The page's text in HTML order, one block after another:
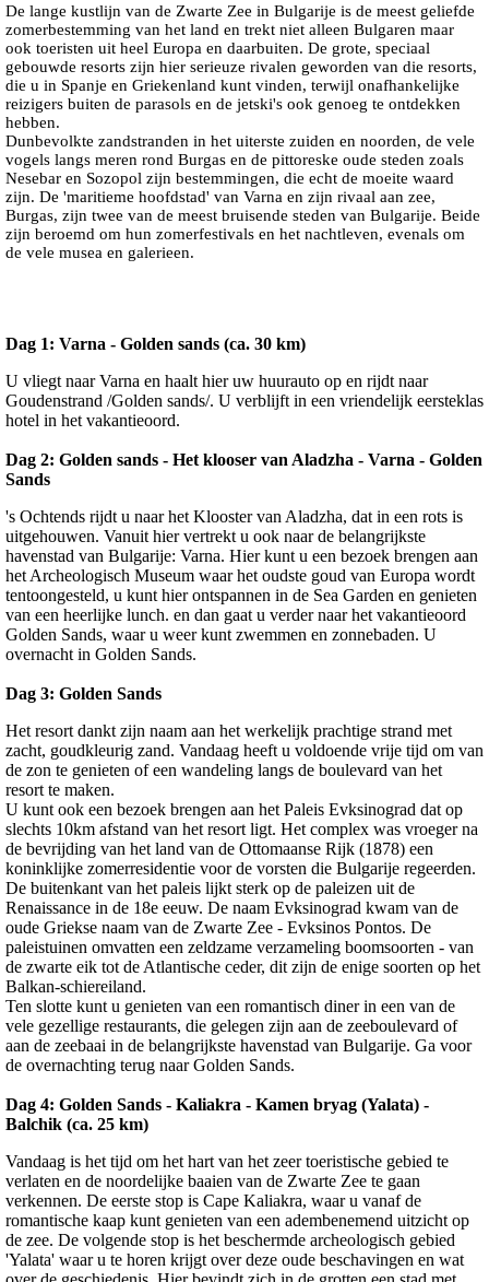
De lange kustlijn van de Zwarte Zee in Bulgarije is de meest geliefde
zomerbestemming van het land en trekt niet alleen Bulgaren maar
ook toeristen uit heel Europa en daarbuiten. De grote, speciaal
gebouwde resorts zijn hier serieuze rivalen geworden van die resorts,
die u in Spanje en Griekenland kunt vinden, terwijl onafhankelijke
reizigers buiten de parasols en de jetski's ook genoeg te ontdekken
hebben.
Dunbevolkte zandstranden in het uiterste zuiden en noorden, de vele
vogels langs meren rond Burgas en de pittoreske oude steden zoals
Nesebar en Sozopol zijn bestemmingen, die echt de moeite waard
zijn. De 'maritieme hoofdstad' van Varna en zijn rivaal aan zee,
Burgas, zijn twee van de meest bruisende steden van Bulgarije. Beide
zijn beroemd om hun zomerfestivals en het nachtleven, evenals om
de vele musea en galerieen.
Dag 1: Varna - Golden sands (ca. 30 km)
U vliegt naar Varna en haalt hier uw huurauto op en rijdt naar
Goudenstrand /Golden sands/. U verblijft in een vriendelijk eersteklas
hotel in het vakantieoord.
Dag 2: Golden sands - Het klooser van Aladzha - Varna - Golden
Sands
's Ochtends rijdt u naar het Klooster van Aladzha, dat in een rots is
uitgehouwen. Vanuit hier vertrekt u ook naar de belangrijkste
havenstad van Bulgarije: Varna. Hier kunt u een bezoek brengen aan
het Archeologisch Museum waar het oudste goud van Europa wordt
tentoongesteld, u kunt hier ontspannen in de Sea Garden en genieten
van een heerlijke lunch. en dan gaat u verder naar het vakantieoord
Golden Sands, waar u weer kunt zwemmen en zonnebaden. U
overnacht in Golden Sands.
Dag 3: Golden Sands
Het resort dankt zijn naam aan het werkelijk prachtige strand met
zacht, goudkleurig zand. Vandaag heeft u voldoende vrije tijd om van
de zon te genieten of een wandeling langs de boulevard van het
resort te maken.
U kunt ook een bezoek brengen aan het Paleis Evksinograd dat op
slechts 10km afstand van het resort ligt. Het complex was vroeger na
de bevrijding van het land van de Ottomaanse Rijk (1878) een
koninklijke zomerresidentie voor de vorsten die Bulgarije regeerden.
De buitenkant van het paleis lijkt sterk op de paleizen uit de
Renaissance in de 18e eeuw. De naam Evksinograd kwam van de
oude Griekse naam van de Zwarte Zee - Evksinos Pontos. De
paleistuinen omvatten een zeldzame verzameling boomsoorten - van
de zwarte eik tot de Atlantische ceder, dit zijn de enige soorten op het
Balkan-schiereiland.
Ten slotte kunt u genieten van een romantisch diner in een van de
vele gezellige restaurants, die gelegen zijn aan de zeeboulevard of
aan de zeebaai in de belangrijkste havenstad van Bulgarije. Ga voor
de overnachting terug naar Golden Sands.
Dag 4: Golden Sands - Kaliakra - Kamen bryag (Yalata) -
Balchik (ca. 25 km)
Vandaag is het tijd om het hart van het zeer toeristische gebied te
verlaten en de noordelijke baaien van de Zwarte Zee te gaan
verkennen. De eerste stop is Cape Kaliakra, waar u vanaf de
romantische kaap kunt genieten van een adembenemend uitzicht op
de zee. De volgende stop is het beschermde archeologisch gebied
'Yalata' waar u te horen krijgt over deze oude beschavingen en wat